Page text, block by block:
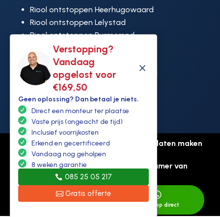
Verstopping?
Vandaag
opgelost voor
€169,50
M
Geen oplossing? Dan betaal je niets.
Direct een monteur ter plaatse
Vaste prijs (ongeacht de tijd)
Inclusief voorrijkosten
Erkend en gecertificeerd
Vandaag nog geholpen
8 weken garantie
085 25 05 217
Gratis offerte
Riool ontstoppen Heerhugowaard
Riool ontstoppen Lelystad
Riool ontstoppen Purmerend
Riool ontstoppen Ridderkerk
Riool ontstoppen Rijswijk
Riool ontstoppen Hoek van Holland
© Copyright Ontstoppen.nl |
Website laten maken
door Flexamedia
Privacyverklaring
Kamer van
koophandel: 94307431
 
Whatsapp direct